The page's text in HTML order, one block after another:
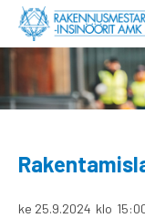
ke 25.9.2024 klo